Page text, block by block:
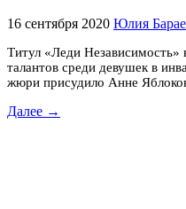
16 сентября 2020 Юлия
Титул «Леди Независимость»
талантов среди девушек в
жюри присудило Анне
Далее →